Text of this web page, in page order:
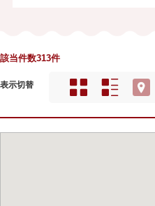
該当件数313件
表示切替